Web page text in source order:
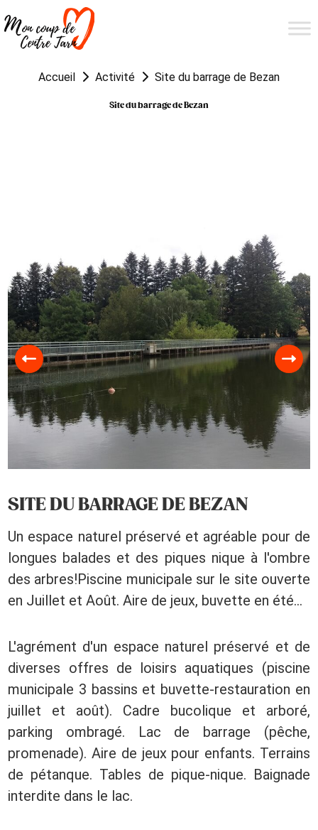
Accueil Activité Site du barrage de Bezan
Site du barrage de Bezan
SITE DU BARRAGE DE BEZAN
Un espace naturel préservé et agréable pour de
longues balades et des piques nique à l'ombre
des arbres!Piscine municipale sur le site ouverte
en Juillet et Août. Aire de jeux, buvette en été...
L'agrément d'un espace naturel préservé et de
diverses offres de loisirs aquatiques (piscine
municipale 3 bassins et buvette-restauration en
juillet et août). Cadre bucolique et arboré,
parking ombragé. Lac de barrage (pêche,
promenade). Aire de jeux pour enfants. Terrains
de pétanque. Tables de pique-nique. Baignade
interdite dans le lac.